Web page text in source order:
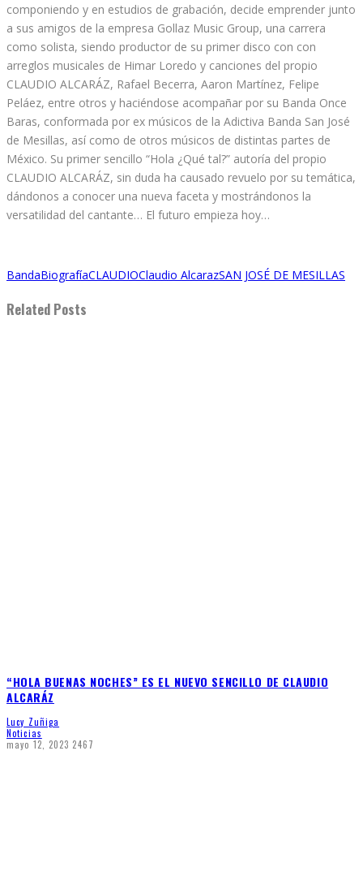
componiendo y en estudios de grabación, decide emprender junto
a sus amigos de la empresa Gollaz Music Group, una carrera
como solista, siendo productor de su primer disco con con
arreglos musicales de Himar Loredo y canciones del propio
CLAUDIO ALCARÁZ, Rafael Becerra, Aaron Martínez, Felipe
Peláez, entre otros y haciéndose acompañar por su Banda Once
Baras, conformada por ex músicos de la Adictiva Banda San José
de Mesillas, así como de otros músicos de distintas partes de
México. Su primer sencillo “Hola ¿Qué tal?” autoría del propio
CLAUDIO ALCARÁZ, sin duda ha causado revuelo por su temática,
dándonos a conocer una nueva faceta y mostrándonos la
versatilidad del cantante… El futuro empieza hoy…
BandaBiografíaCLAUDIOClaudio AlcarazSAN JOSÉ DE MESILLAS
Related Posts
“HOLA BUENAS NOCHES” ES EL NUEVO SENCILLO DE CLAUDIO
ALCARÁZ
Lucy Zuñiga
Noticias
mayo 12, 2023 2467